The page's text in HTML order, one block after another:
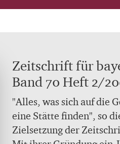
Zeitschrift für
Band 70 Heft 2/
"Alles, was sich auf die
eine Stätte finden", so
Zielsetzung der